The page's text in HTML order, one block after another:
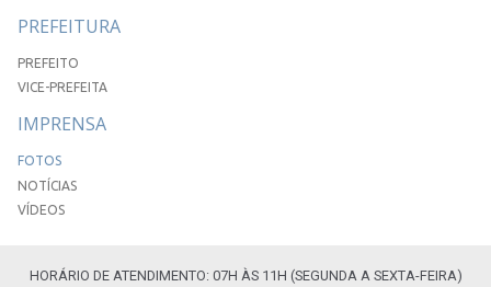
PREFEITURA
PREFEITO
VICE-PREFEITA
IMPRENSA
FOTOS
NOTÍCIAS
VÍDEOS
HORÁRIO DE ATENDIMENTO: 07H ÀS 11H (SEGUNDA A SEXTA-FEIRA)